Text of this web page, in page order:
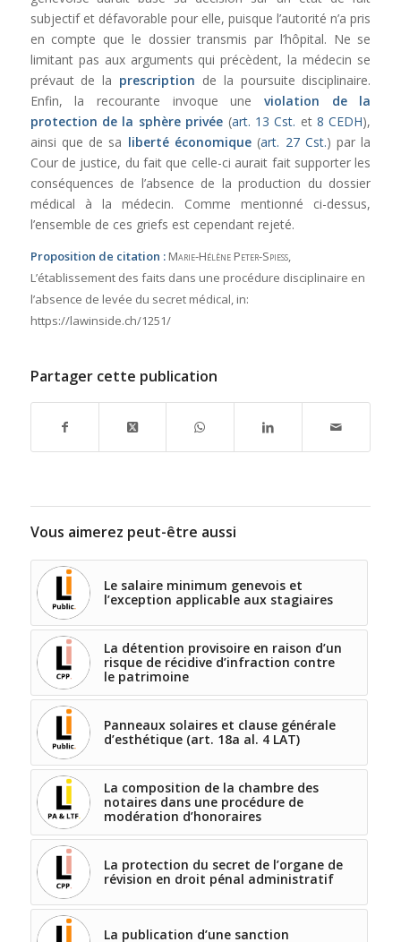
subjectif et défavorable pour elle, puisque l’autorité n’a pris
en compte que le dossier transmis par l’hôpital. Ne se
limitant pas aux arguments qui précèdent, la médecin se
prévaut de la prescription de la poursuite disciplinaire.
Enfin, la recourante invoque uneviolation de la
protection de la sphère privée (art. 13 Cst. et8 CEDH),
ainsi que de sa liberté économique (art. 27 Cst.) par la
Cour de justice, du fait que celle-ci aurait fait supporter les
conséquences de l’absence de la production du dossier
médical à la médecin. Comme mentionné ci-dessus,
l’ensemble de ces griefs est cependant rejeté.
Proposition de citation : Marie-Hélène Peter-Spiess,
L’établissement des faits dans une procédure disciplinaire en
l’absence de levée du secret médical, in:
https://lawinside.ch/1251/
Partager cette publication
Vous aimerez peut-être aussi
Le salaire minimum genevois et
l’exception applicable aux stagiaires
La détention provisoire en raison d’un
risque de récidive d’infraction contre
le patrimoine
Panneaux solaires et clause générale
d’esthétique (art. 18a al. 4 LAT)
La composition de la chambre des
notaires dans une procédure de
modération d’honoraires
La protection du secret de l’organe de
révision en droit pénal administratif
La publication d’une sanction